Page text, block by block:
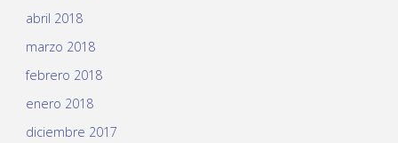
abril 2018
marzo 2018
febrero 2018
enero 2018
diciembre 2017